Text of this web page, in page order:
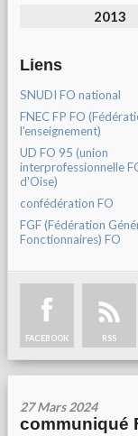
2013
Liens
SNUDI FO national
FNEC FP FO
l'enseignement)
UD FO 95 (union
interprofessionnelle
d'Oise)
confédération FO
FGF (Fédération
Fonctionnaires) FO
FACEBOOK RSS
27 Mars 2024
communiqué